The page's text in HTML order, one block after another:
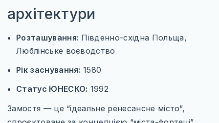
архітектури
Розташування: Південно-східна Польща,
Люблінське воєводство
Рік заснування: 1580
Статус ЮНЕСКО: 1992
Замостя — це “ідеальне ренесансне місто”,